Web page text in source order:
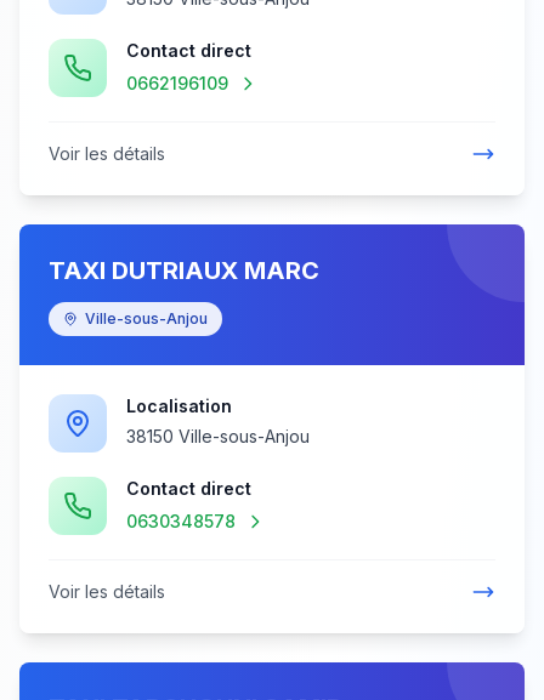
Contact direct
0662196109
Voir les détails
TAXI DUTRIAUX MARC
Ville-sous-Anjou
Localisation
38150 Ville-sous-Anjou
Contact direct
0630348578
Voir les détails